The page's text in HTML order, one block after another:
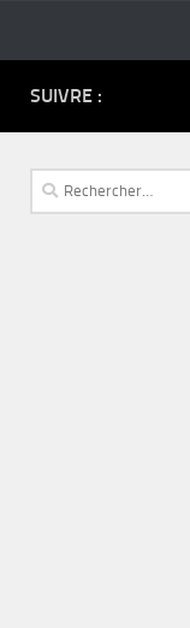
SUIVRE :
Rechercher :